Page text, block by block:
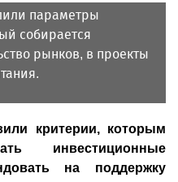
параметры
собирается
рынков, в проекты
критерии, которым
инвестиционные
на поддержку